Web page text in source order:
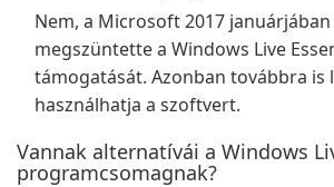
Nem, a Microsoft 2017
megszüntette a Windows Live
támogatását. Azonban továbbra is
használhatja a szoftvert.
Vannak alternatívái a Windows
programcsomagnak?